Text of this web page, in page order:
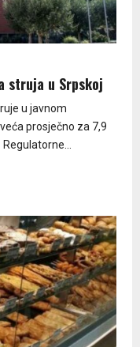
struja u Srpskoj
u javnom
prosječno za 7,9